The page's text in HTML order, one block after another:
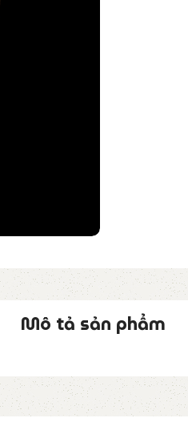
Mô tả sản phẩm